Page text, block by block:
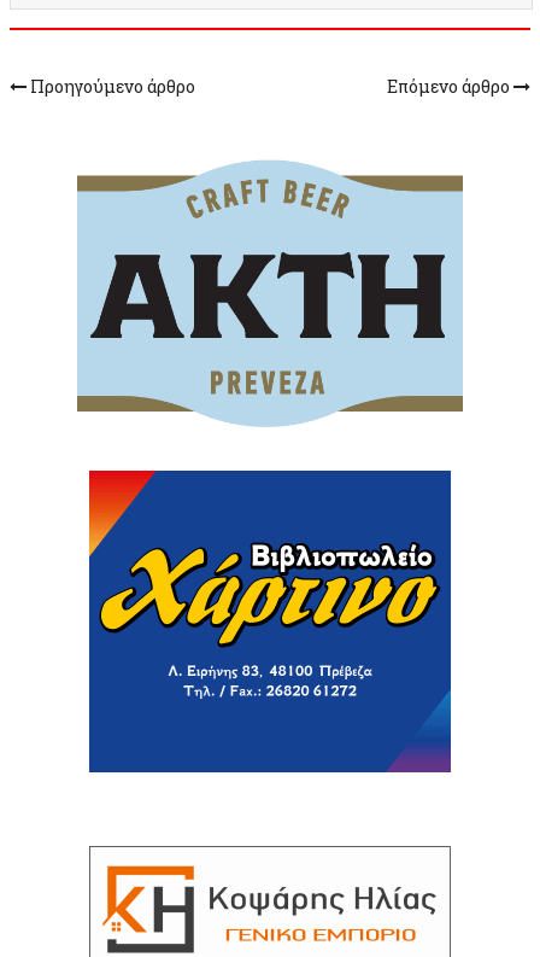
Προηγούμενο άρθρο Επόμενο άρθρο